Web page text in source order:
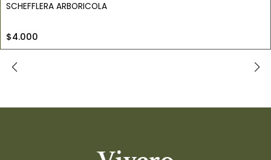
SCHEFFLERA ARBORICOLA
$4.000